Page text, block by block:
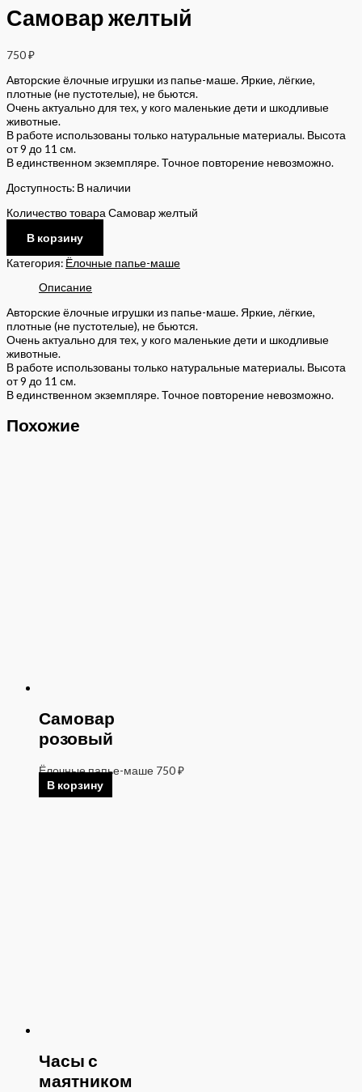
Самовар желтый
750₽
Авторские ёлочные игрушки из папье-маше. Яркие, лёгкие,
плотные (не пустотелые), не бьются.
Очень актуально для тех, у кого маленькие дети и шкодливые
животные.
В работе использованы только натуральные материалы. Высота
от 9 до 11 см.
В единственном экземпляре. Точное повторение невозможно.
Доступность: В наличии
Количество товара Самовар желтый
В корзину
Категория: Ёлочные папье-маше
Описание
Авторские ёлочные игрушки из папье-маше. Яркие, лёгкие,
плотные (не пустотелые), не бьются.
Очень актуально для тех, у кого маленькие дети и шкодливые
животные.
В работе использованы только натуральные материалы. Высота
от 9 до 11 см.
В единственном экземпляре. Точное повторение невозможно.
Похожие
Самовар
розовый
Ёлочные папье-маше 750₽
В корзину
Часы с
маятником